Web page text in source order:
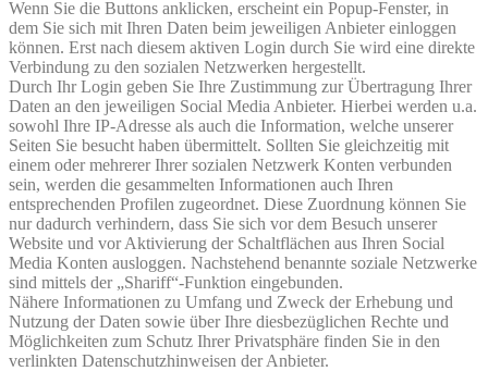
Wenn Sie die Buttons anklicken, erscheint ein Popup-Fenster, in
dem Sie sich mit Ihren Daten beim jeweiligen Anbieter einloggen
können. Erst nach diesem aktiven Login durch Sie wird eine direkte
Verbindung zu den sozialen Netzwerken hergestellt.
Durch Ihr Login geben Sie Ihre Zustimmung zur Übertragung Ihrer
Daten an den jeweiligen Social Media Anbieter. Hierbei werden u.a.
sowohl Ihre IP-Adresse als auch die Information, welche unserer
Seiten Sie besucht haben übermittelt. Sollten Sie gleichzeitig mit
einem oder mehrerer Ihrer sozialen Netzwerk Konten verbunden
sein, werden die gesammelten Informationen auch Ihren
entsprechenden Profilen zugeordnet. Diese Zuordnung können Sie
nur dadurch verhindern, dass Sie sich vor dem Besuch unserer
Website und vor Aktivierung der Schaltflächen aus Ihren Social
Media Konten ausloggen. Nachstehend benannte soziale Netzwerke
sind mittels der „Shariff“-Funktion eingebunden.
Nähere Informationen zu Umfang und Zweck der Erhebung und
Nutzung der Daten sowie über Ihre diesbezüglichen Rechte und
Möglichkeiten zum Schutz Ihrer Privatsphäre finden Sie in den
verlinkten Datenschutzhinweisen der Anbieter.